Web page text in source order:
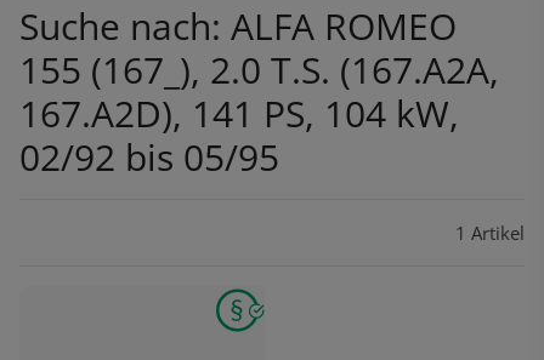
Suche nach: ALFA ROMEO
155 (167_), 2.0 T.S. (167.A2A,
167.A2D), 141 PS, 104 kW,
02/92 bis 05/95
1 Artikel